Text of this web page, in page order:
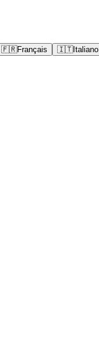
🇫🇷Français 🇮🇹Italiano